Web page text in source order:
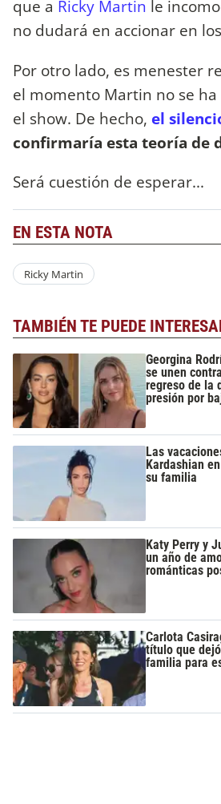
que a Ricky Martin le
no dudará en accionar en
Por otro lado, es menester
el momento Martin no se
el show. De hecho, el
confirmaría esta teoría de
Será cuestión de esperar...
EN ESTA NOTA
Ricky Martin
TAMBIÉN TE PUEDE
Georgina
se unen
regreso de la
presión por
Las
Kardashian
su familia
Katy Perry y
un año de
románticas
Carlota
título que
familia para